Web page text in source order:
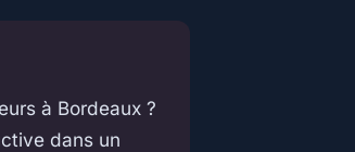
à Bordeaux ?
dans un